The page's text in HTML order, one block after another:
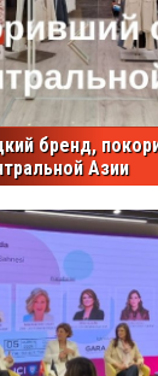
бренд,
Азии